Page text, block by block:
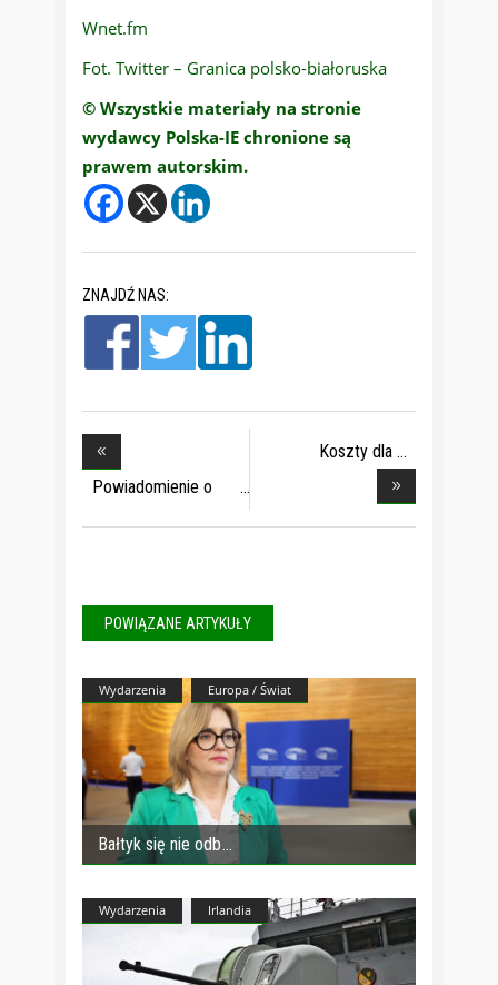
Wnet.fm
Fot. Twitter – Granica polsko-białoruska
© Wszystkie materiały na stronie
wydawcy Polska-IE chronione są
prawem autorskim.
ZNAJDŹ NAS:
Powiadomienie o
Koszty dla
POWIĄZANE ARTYKUŁY
Wydarzenia Europa / Świat
Bałtyk się nie odb
Wydarzenia Irlandia